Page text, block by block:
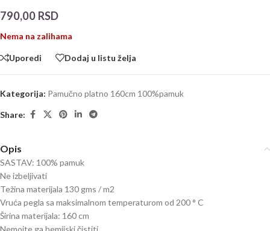
790,00 RSD
Nema na zalihama
Uporedi Dodaj u listu želja
Kategorija: Pamučno platno 160cm 100%pamuk
Share:
Opis
SASTAV: 100% pamuk
Ne izbeljivati
Težina materijala 130 gms / m2
Vruća pegla sa maksimalnom temperaturom od 200 ° C
Širina materijala: 160 cm